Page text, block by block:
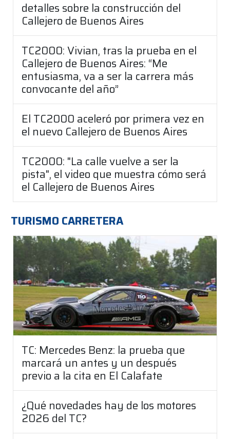
detalles sobre la construcción del
Callejero de Buenos Aires
TC2000: Vivian, tras la prueba en el
Callejero de Buenos Aires: “Me
entusiasma, va a ser la carrera más
convocante del año”
El TC2000 aceleró por primera vez en
el nuevo Callejero de Buenos Aires
TC2000: "La calle vuelve a ser la
pista", el video que muestra cómo será
el Callejero de Buenos Aires
TURISMO CARRETERA
TC: Mercedes Benz: la prueba que
marcará un antes y un después
previo a la cita en El Calafate
¿Qué novedades hay de los motores
2026 del TC?